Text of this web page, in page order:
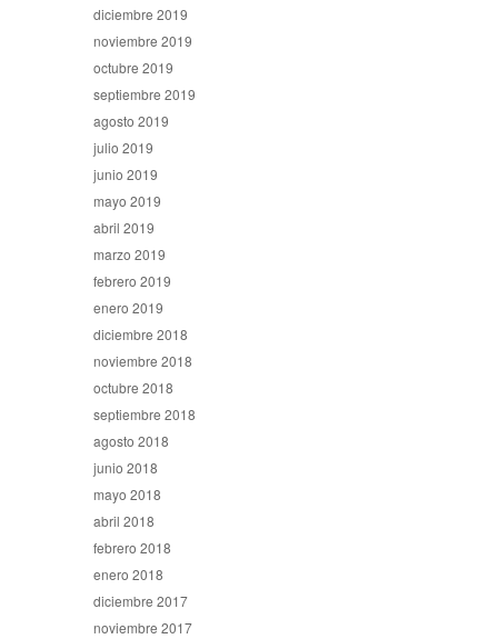
diciembre 2019
noviembre 2019
octubre 2019
septiembre 2019
agosto 2019
julio 2019
junio 2019
mayo 2019
abril 2019
marzo 2019
febrero 2019
enero 2019
diciembre 2018
noviembre 2018
octubre 2018
septiembre 2018
agosto 2018
junio 2018
mayo 2018
abril 2018
febrero 2018
enero 2018
diciembre 2017
noviembre 2017